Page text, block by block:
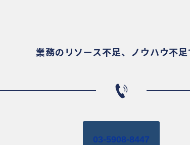
業務のリソース不足、ノウハウ不
03-5908-8447